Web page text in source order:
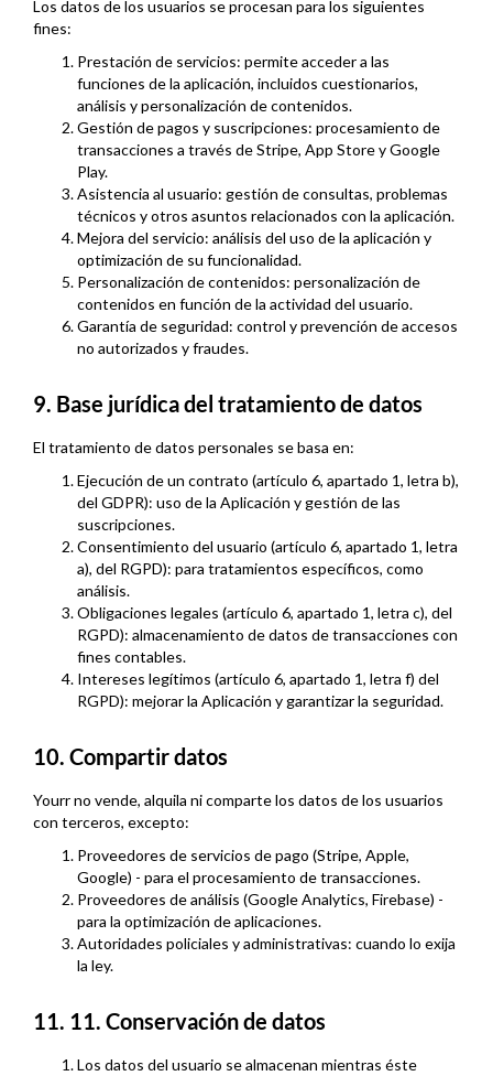
Los datos de los usuarios se procesan para los siguientes
fines:
Prestación de servicios: permite acceder a las
funciones de la aplicación, incluidos cuestionarios,
análisis y personalización de contenidos.
Gestión de pagos y suscripciones: procesamiento de
transacciones a través de Stripe, App Store y Google
Play.
Asistencia al usuario: gestión de consultas, problemas
técnicos y otros asuntos relacionados con la aplicación.
Mejora del servicio: análisis del uso de la aplicación y
optimización de su funcionalidad.
Personalización de contenidos: personalización de
contenidos en función de la actividad del usuario.
Garantía de seguridad: control y prevención de accesos
no autorizados y fraudes.
9. Base jurídica del tratamiento de datos
El tratamiento de datos personales se basa en:
Ejecución de un contrato (artículo 6, apartado 1, letra b),
del GDPR): uso de la Aplicación y gestión de las
suscripciones.
Consentimiento del usuario (artículo 6, apartado 1, letra
a), del RGPD): para tratamientos específicos, como
análisis.
Obligaciones legales (artículo 6, apartado 1, letra c), del
RGPD): almacenamiento de datos de transacciones con
fines contables.
Intereses legítimos (artículo 6, apartado 1, letra f) del
RGPD): mejorar la Aplicación y garantizar la seguridad.
10. Compartir datos
Yourr no vende, alquila ni comparte los datos de los usuarios
con terceros, excepto:
Proveedores de servicios de pago (Stripe, Apple,
Google) - para el procesamiento de transacciones.
Proveedores de análisis (Google Analytics, Firebase) -
para la optimización de aplicaciones.
Autoridades policiales y administrativas: cuando lo exija
la ley.
11. 11. Conservación de datos
Los datos del usuario se almacenan mientras éste